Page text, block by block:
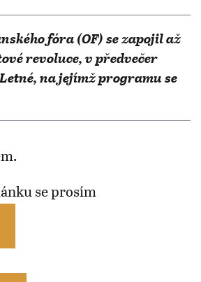
fóra (OF) se zapojil až
revoluce, v předvečer
na jejímž programu se
se prosím